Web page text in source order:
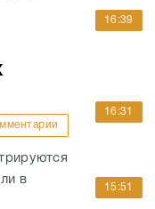
в
16:39
16:31
15:51